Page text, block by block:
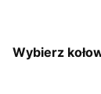
Wybierz